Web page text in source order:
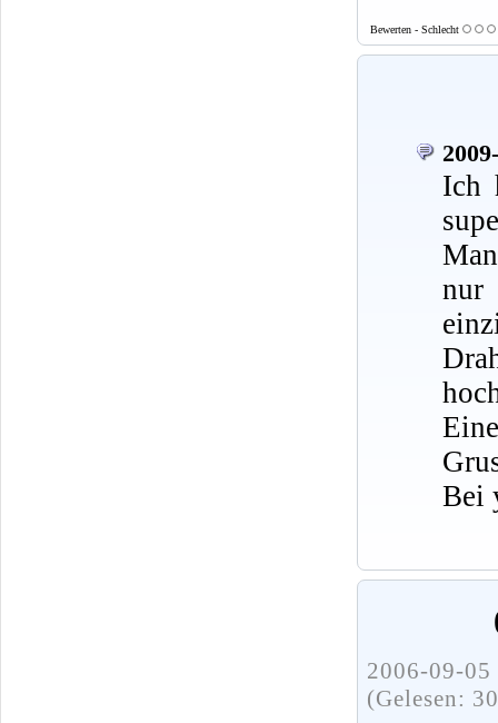
Bewerten - Schlecht
Ich
nur
Bei
2006-09-
(Gelesen: